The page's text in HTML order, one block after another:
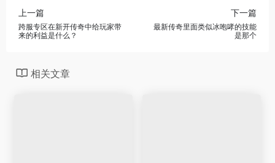
上一篇
跨服专区在新开传奇中给玩家带
来的利益是什么？
下一篇
最新传奇里面类似冰咆哮的技能
是那个
相关文章